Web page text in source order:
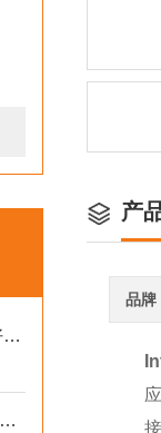
Brandenburger彩色套管Flexline良好的耐磨性
AQ超声波控制器DP72用于气泡检测、液位检测
产
品牌
应用
接